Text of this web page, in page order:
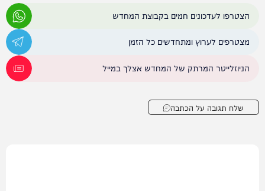
הצטרפו לעדכונים חמים בקבוצת המחדש
מצטרפים לערוץ ומתחדשים כל הזמן
הניוזלייטר המרתק של המחדש אצלך במייל
שלח תגובה על הכתבה